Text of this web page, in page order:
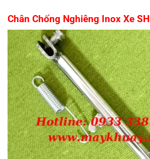
Chân Chống Nghiêng Inox Xe SH